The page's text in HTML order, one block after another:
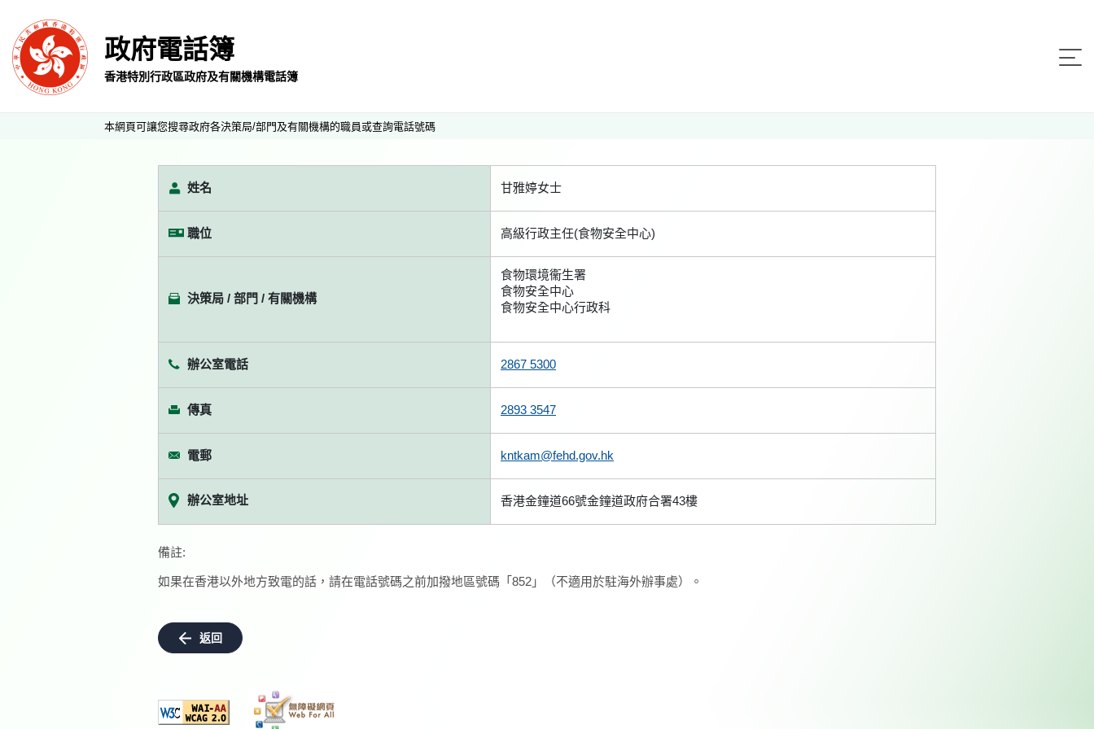
政府電話簿
香港特別行政區政府及有關機構電話簿
本網頁可讓您搜尋政府各決策局/部門及有關機構的職員或查詢電話號碼
姓名 甘雅婷女士
職位 高級行政主任(食物安全中心)
決策局 / 部門 / 有關機構
食物環境衞生署
食物安全中心
食物安全中心行政科
辦公室電話 2867 5300
傳真 2893 3547
電郵 kntkam@fehd.gov.hk
辦公室地址 香港金鐘道66號金鐘道政府合署43樓
備註:
如果在香港以外地方致電的話，請在電話號碼之前加撥地區號碼「852」（不適用於駐海外辦事處）。
返回